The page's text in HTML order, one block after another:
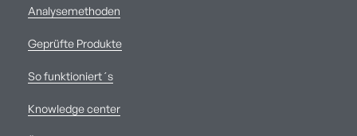
Analysemethoden
Geprüfte Produkte
So funktioniert´s
Knowledge center